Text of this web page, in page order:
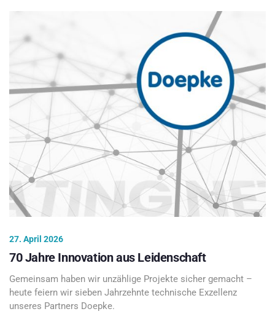
27. April 2026
70 Jahre Innovation aus Leidenschaft
Gemeinsam haben wir unzählige Projekte sicher gemacht –
heute feiern wir sieben Jahrzehnte technische Exzellenz
unseres Partners Doepke.